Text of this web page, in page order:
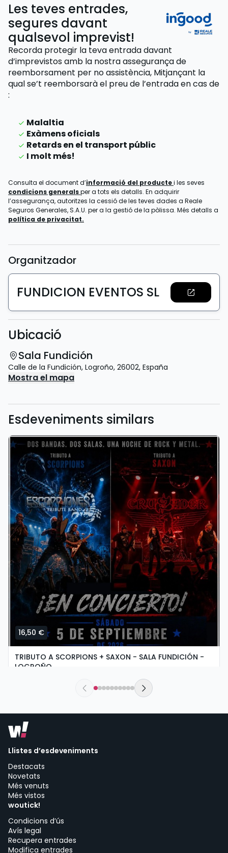
Les teves entrades,
segures davant
qualsevol imprevist!
Recorda protegir la teva entrada davant
d’imprevistos amb la nostra assegurança de
reemborsament per no assistència, Mitjançant la
qual se’t reemborsarà el preu de l’entradaen cas de
:
Malaltia
Exàmens oficials
Retards en el transport públic
I molt més!
Consulta el document d’informació del productei les seves
condicions generalsper a tots els detalls. En adquirir
l’assegurança, autoritzes la cessió de les teves dades a Reale
Seguros Generales, S.A.U. per a la gestió de la pòlissa. Més detalls a
política de privacitat.
Organitzador
FUNDICION EVENTOS SL
Ubicació
Sala Fundición
Calle de la Fundición, Logroño, 26002, España
Mostra el mapa
Esdeveniments similars
16,50 €
TRIBUTO A SCORPIONS + SAXON - SALA FUNDICIÓN -
LOGROÑO
Sala Fundición | Logroño
Llistes d’esdeveniments
Destacats
Novetats
Més venuts
Més vistos
woutick!
Condicions d’ús
Avís legal
Recupera entrades
Modifica entrades